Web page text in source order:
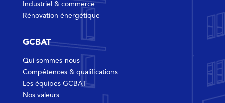
Industriel & commerce
Rénovation énergétique
GCBAT
Qui sommes-nous
Compétences & qualifications
Les équipes GCBAT
Nos valeurs